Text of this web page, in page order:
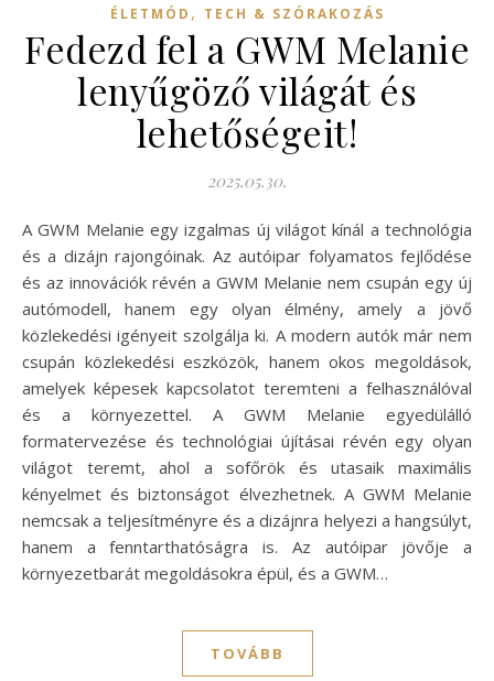
ÉLETMÓD , TECH & SZÓRAKOZÁS
Fedezd fel a GWM Melanie
lenyűgöző világát és
lehetőségeit!
2025.05.30.
A GWM Melanie egy izgalmas új világot kínál a technológia
és a dizájn rajongóinak. Az autóipar folyamatos fejlődése
és az innovációk révén a GWM Melanie nem csupán egy új
autómodell, hanem egy olyan élmény, amely a jövő
közlekedési igényeit szolgálja ki. A modern autók már nem
csupán közlekedési eszközök, hanem okos megoldások,
amelyek képesek kapcsolatot teremteni a felhasználóval
és a környezettel. A GWM Melanie egyedülálló
formatervezése és technológiai újításai révén egy olyan
világot teremt, ahol a sofőrök és utasaik maximális
kényelmet és biztonságot élvezhetnek. A GWM Melanie
nemcsak a teljesítményre és a dizájnra helyezi a hangsúlyt,
hanem a fenntarthatóságra is. Az autóipar jövője a
környezetbarát megoldásokra épül, és a GWM…
TOVÁBB